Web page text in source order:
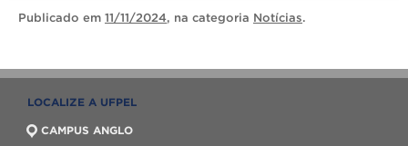
Publicado em 11/11/2024, na categoria Notícias.
LOCALIZE A UFPEL
CAMPUS ANGLO